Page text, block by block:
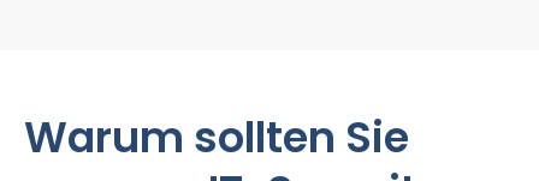
Warum sollten Sie